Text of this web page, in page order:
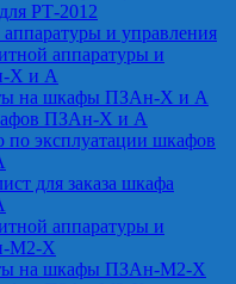
РТ-2012
и управления
аппаратуры и
Х и А
на шкафы ПЗАн-Х и А
ПЗАн-Х и А
по эксплуатации шкафов
для заказа шкафа
аппаратуры и
М2-Х
на шкафы ПЗАн-М2-Х